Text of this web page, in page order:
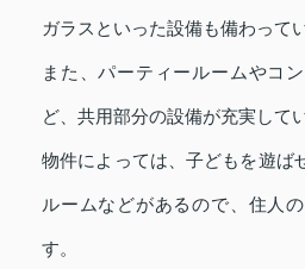
ガラスといった設備も備わって
また、パーティールームやコ
ど、共用部分の設備が充実して
物件によっては、子どもを遊ば
ルームなどがあるので、住人
す。